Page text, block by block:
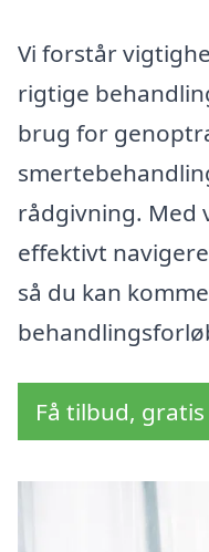
Vi forstår
rigtige
brug for
rådgivning. Med
effektivt
så du kan
Få tilbud,